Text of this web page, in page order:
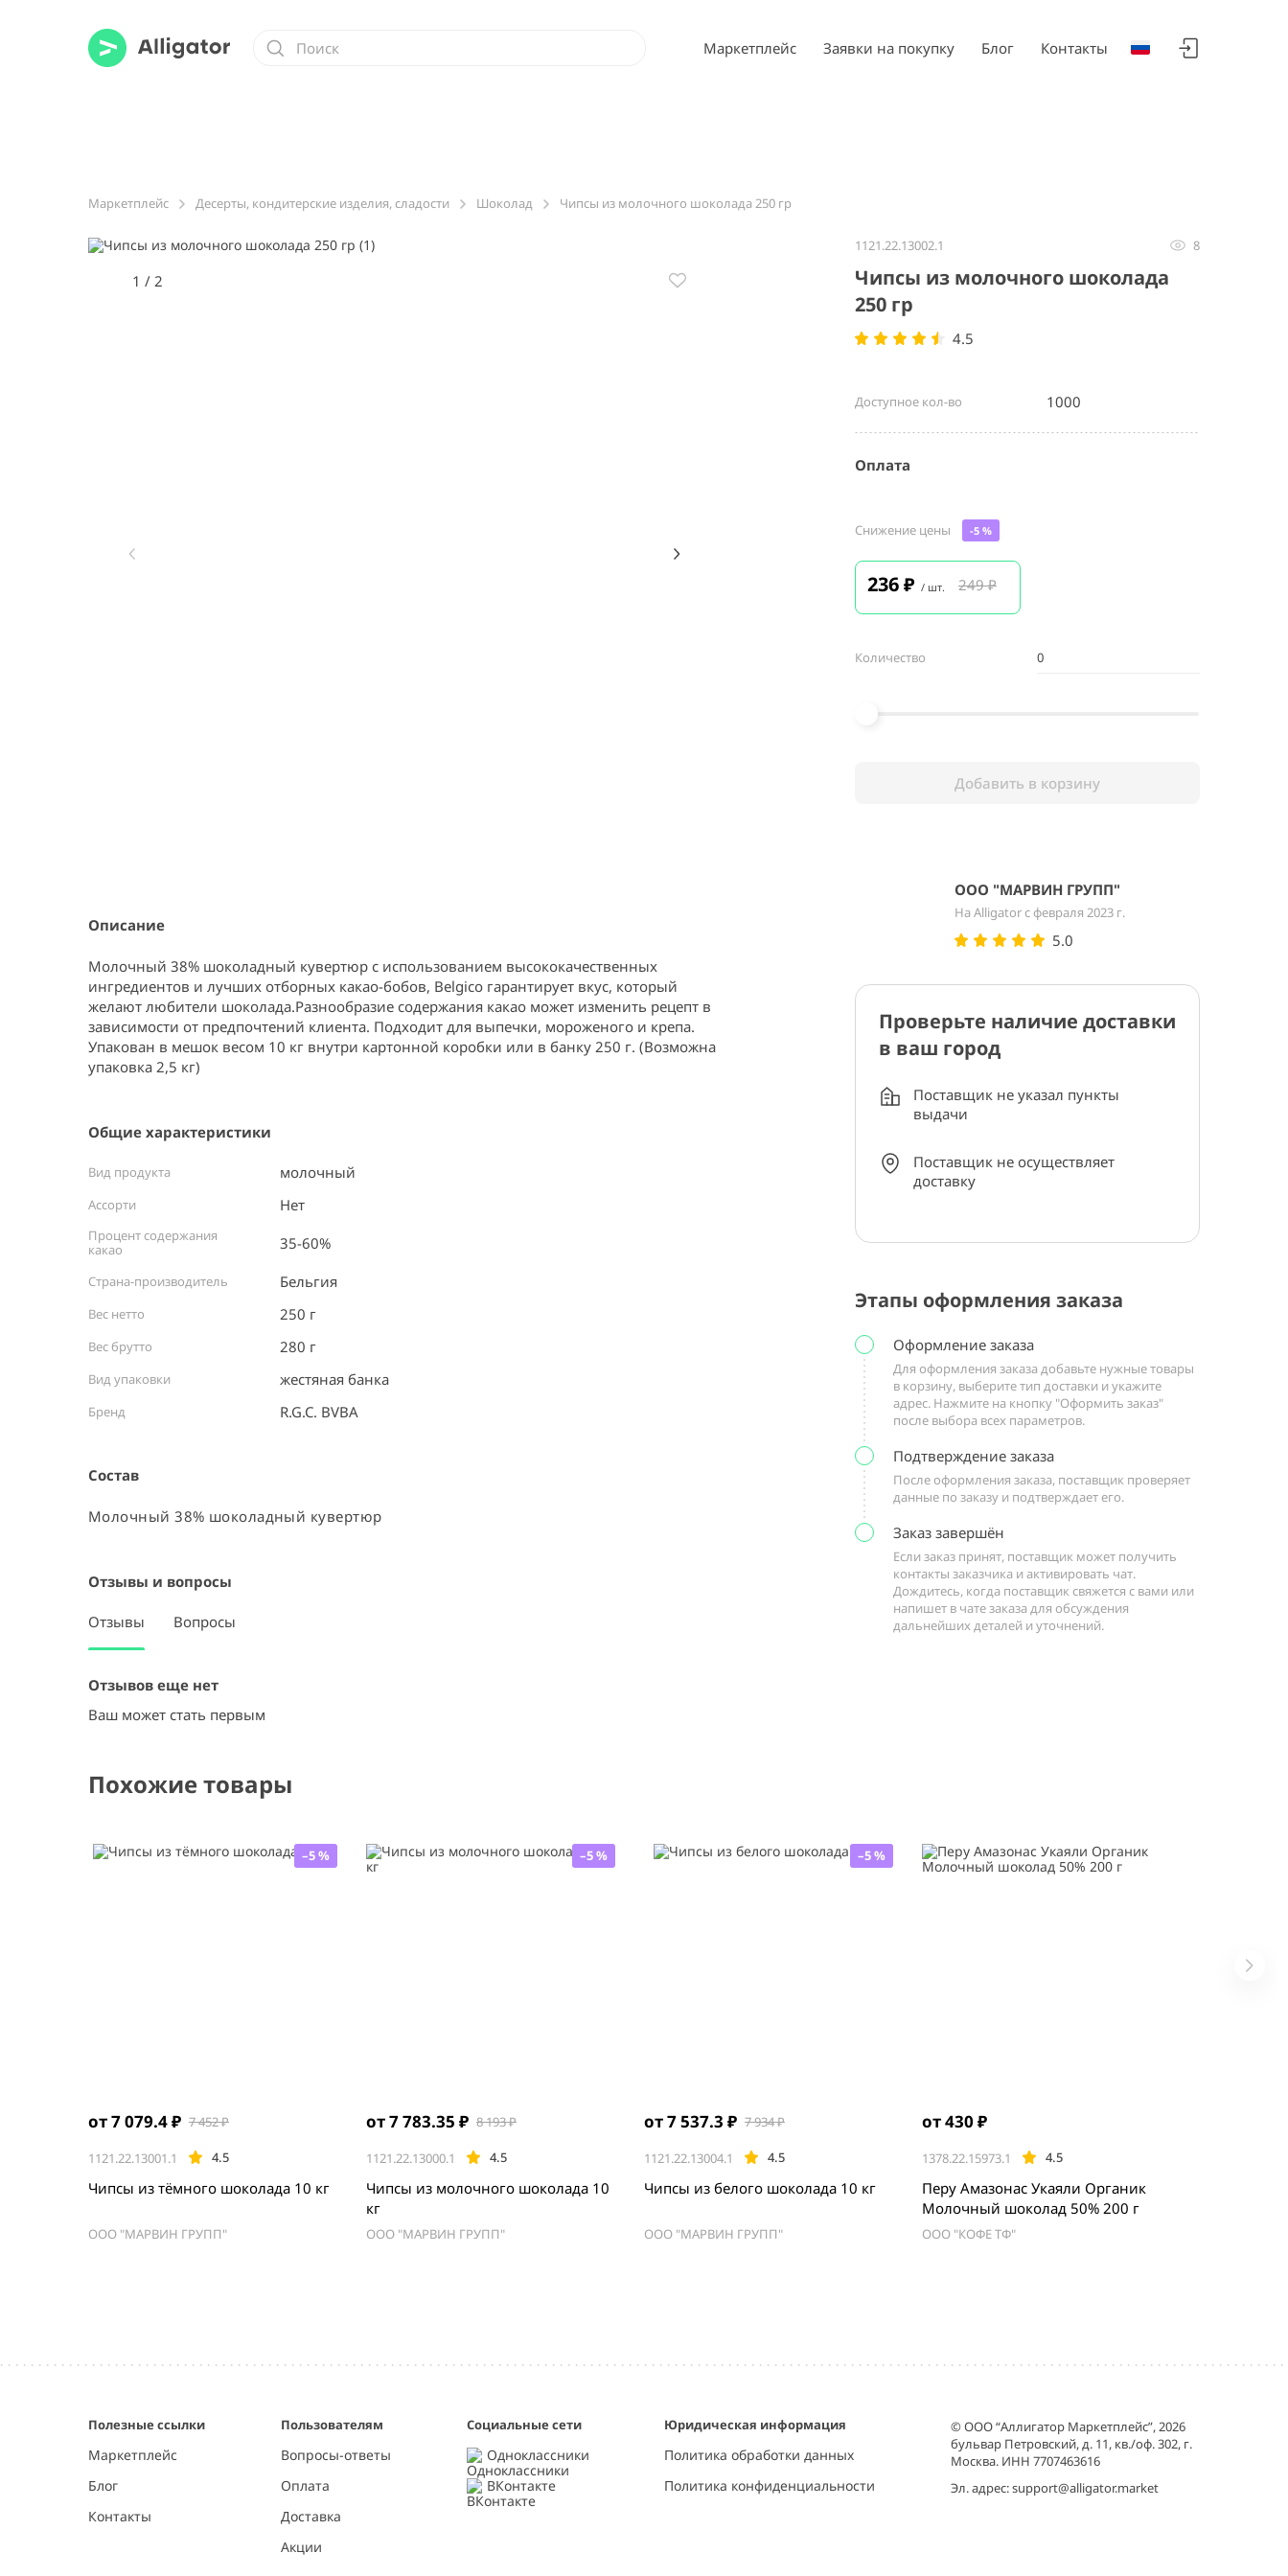
Маркетплейс Заявки на покупку Блог Контакты
Маркетплейс Десерты, кондитерские изделия, сладости Шоколад Чипсы из молочного шоколада 250 гр
1 / 2
2
Описание
Молочный 38% шоколадный кувертюр с использованием высококачественных
ингредиентов и лучших отборных какао-бобов, Belgico гарантирует вкус, который
желают любители шоколада.Разнообразие содержания какао может изменить рецепт в
зависимости от предпочтений клиента. Подходит для выпечки, мороженого и крепа.
Упакован в мешок весом 10 кг внутри картонной коробки или в банку 250 г. (Возможна
упаковка 2,5 кг)
Общие характеристики
Вид продукта молочный
Ассорти Нет
Процент содержания
какао
35-60%
Страна-производитель Бельгия ⠀
Вес нетто 250 г
Вес брутто 280 г
Вид упаковки жестяная банка ⠀
Бренд R.G.C. BVBA
Состав
Молочный 38% шоколадный кувертюр
Отзывы и вопросы
Отзывы Вопросы
Отзывов еще нет
Ваш может стать первым
1121.22.13002.1 8
Чипсы из молочного шоколада
250 гр
4.5
Доступное кол-во 1000
Оплата
Снижение цены -5 %
236₽ / шт. 249 ₽
Количество
Добавить в корзину
ООО "МАРВИН ГРУПП"
На Alligator с февраля 2023 г.
5.0
Проверьте наличие доставки
в ваш город
Поставщик не указал пункты
выдачи
Поставщик не осуществляет
доставку
Этапы оформления заказа
Оформление заказа
Для оформления заказа добавьте нужные товары
в корзину, выберите тип доставки и укажите
адрес. Нажмите на кнопку "Оформить заказ"
после выбора всех параметров.
Подтверждение заказа
После оформления заказа, поставщик проверяет
данные по заказу и подтверждает его.
Заказ завершён
Если заказ принят, поставщик может получить
контакты заказчика и активировать чат.
Дождитесь, когда поставщик свяжется с вами или
напишет в чате заказа для обсуждения
дальнейших деталей и уточнений.
Похожие товары
–5 %
от 7 079.4 ₽ 7 452 ₽
1121.22.13001.1 4.5
Чипсы из тёмного шоколада 10 кг
ООО "МАРВИН ГРУПП"
–5 %
от 7 783.35 ₽ 8 193 ₽
1121.22.13000.1 4.5
Чипсы из молочного шоколада 10
кг
ООО "МАРВИН ГРУПП"
–5 %
от 7 537.3 ₽ 7 934 ₽
1121.22.13004.1 4.5
Чипсы из белого шоколада 10 кг
ООО "МАРВИН ГРУПП"
от 430 ₽
1378.22.15973.1 4.5
Перу Амазонас Укаяли Органик
Молочный шоколад 50% 200 г
ООО "КОФЕ ТФ"
Полезные ссылки
Маркетплейс
Блог
Контакты
Пользователям
Вопросы-ответы
Оплата
Доставка
Акции
Социальные сети
Одноклассники
ВКонтакте
Юридическая информация
Политика обработки данных
Политика конфиденциальности
© ООО “Аллигатор Маркетплейс”, 2026
бульвар Петровский, д. 11, кв./оф. 302, г.
Москва. ИНН 7707463616
Эл. адрес:support@alligator.market